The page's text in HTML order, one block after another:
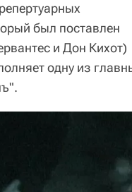
был поставлен
и Дон Кихот)
одну из